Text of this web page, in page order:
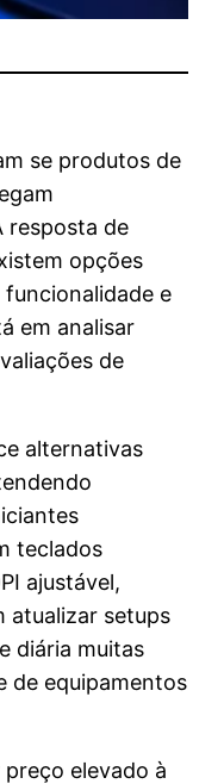
se produtos de
resposta de
opções
e
em analisar
de
alternativas
teclados
ajustável,
atualizar setups
diária muitas
de equipamentos
elevado à